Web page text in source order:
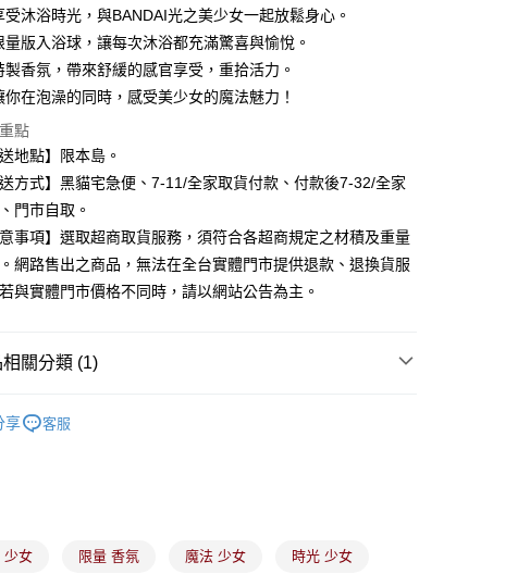
作金庫商業銀行
第一商業銀行
南商業銀行
彰化商業銀行
泰世華商業銀行
兆豐國際商業銀行
灣中小企業銀行
台中商業銀行
豐（台灣）商業銀行
邦商業銀行
山商業銀行
星展（台灣）商業銀行
新國際商業銀行
灣樂天信用卡公司
貨付款
Pay
付
Pay
你分期
務由台灣大哥大提供，台灣大哥大用戶可立即使用無須另外申請。
交易。
訊。
款
方式
受沐浴時光，與BANDAI光之美少女一起放鬆身心。
量版入浴球，讓每次沐浴都充滿驚喜與愉悅。
製香氛，帶來舒緩的感官享受，重拾活力。
你在泡澡的同時，感受美少女的魔法魅力！
點
送地點】限本島。
送方式】黑貓宅急便、7-11/全家取貨付款、付款後7-32/全家
門市自取。
意事項】選取超商取貨服務，須符合各超商規定之材積及重量
網路售出之商品，無法在全台實體門市提供退款、退換貨服
與實體門市價格不同時，請以網站公告為主。
相關分類 (1)
享
客服
少女 限量 香氛 魔法 少女 時光 少女